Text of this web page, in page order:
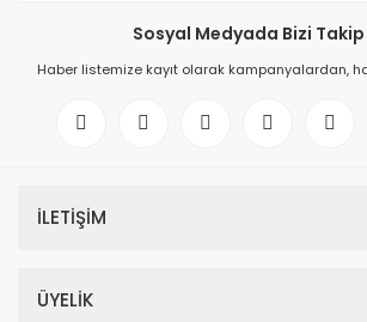
Sosyal Medyada Bizi Takip
Haber listemize kayıt olarak kampanyalardan,
İLETİŞİM
ÜYELİK